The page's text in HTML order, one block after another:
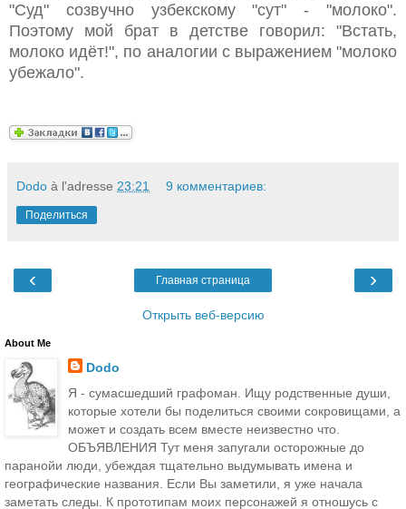
"Суд" созвучно узбекскому "сут" - "молоко".
Поэтому мой брат в детстве говорил: "Встать,
молоко идёт!", по аналогии с выражением "молоко
убежало".
Dodo à l'adresse 23:21 9 комментариев:
Поделиться
‹ ›
Главная страница
Открыть веб-версию
About Me
Dodo
Я - сумасшедший графоман. Ищу родственные души,
которые хотели бы поделиться своими сокровищами, а
может и создать всем вместе неизвестно что.
ОБЪЯВЛЕНИЯ Тут меня запугали осторожные до
паранойи люди, убеждая тщательно выдумывать имена и
географические названия. Если Вы заметили, я уже начала
заметать следы. К прототипам моих персонажей я отношусь с